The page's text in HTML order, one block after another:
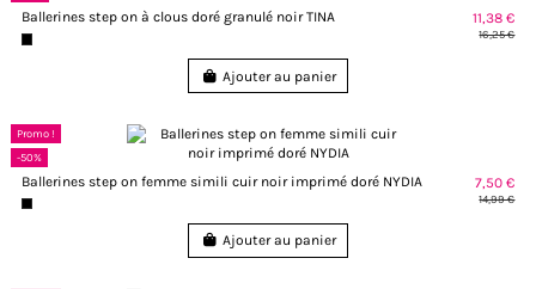
Ballerines step on à clous doré granulé noir TINA 11,38 €
16,25 €
Ajouter au panier
Promo !
-50%
Ballerines step on femme simili cuir noir imprimé doré NYDIA 7,50 €
14,99 €
Ajouter au panier